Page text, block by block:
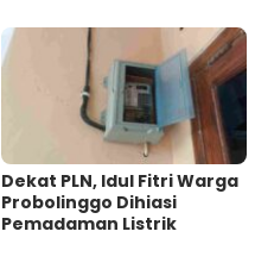
Dekat PLN, Idul Fitri Warga
Probolinggo Dihiasi
Pemadaman Listrik